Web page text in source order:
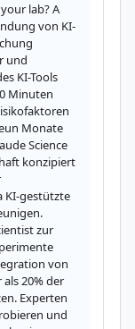
lab? A
von KI-
und
KI-Tools
Minuten
Monate
Science
konzipiert
KI-gestützte
zur
von
20% der
Experten
und